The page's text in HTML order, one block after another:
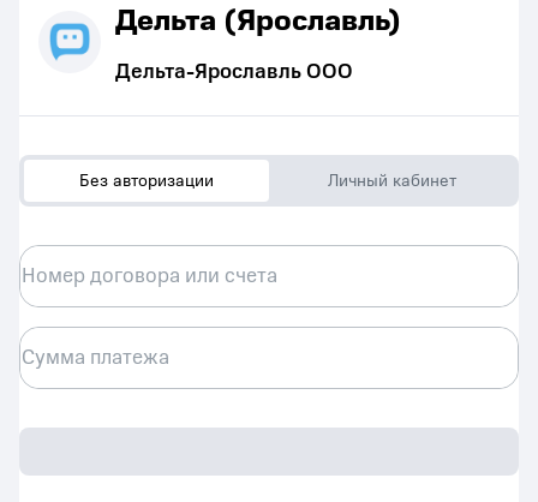
Дельта (Ярославль)
Дельта-Ярославль ООО
Без авторизации Личный кабинет
Номер договора или счета
Сумма платежа